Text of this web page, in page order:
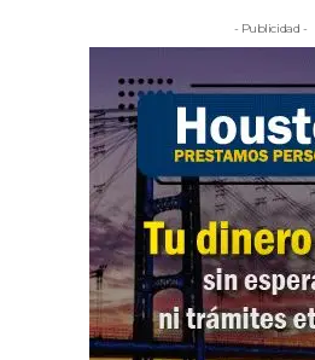
- Publicidad -